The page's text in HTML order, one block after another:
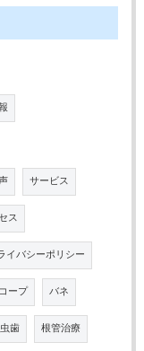
サービス
ス
イバシーポリシー
ープ バネ
虫歯 根管治療